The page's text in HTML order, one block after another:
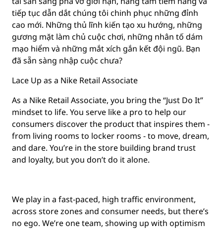
tiếp tục dẫn dắt chúng tôi chinh phục những đỉnh
cao mới. Những thủ lĩnh kiến tạo xu hướng, những
gương mặt làm chủ cuộc chơi, những nhân tố dám
mạo hiểm và những mắt xích gắn kết đội ngũ. Bạn
đã sẵn sàng nhập cuộc chưa?
Lace Up as a Nike Retail Associate
As a Nike Retail Associate, you bring the “Just Do It”
mindset to life. You serve like a pro to help our
consumers discover the product that inspires them -
from living rooms to locker rooms - to move, dream,
and dare. You’re in the store building brand trust
and loyalty, but you don’t do it alone.
We play in a fast-paced, high traffic environment,
across store zones and consumer needs, but there’s
no ego. We’re one team, showing up with optimism